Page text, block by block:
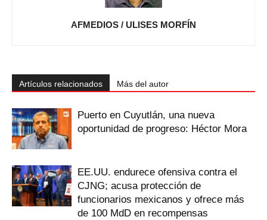
AFMEDIOS / ULISES MORFÍN
Artículos relacionados Más del autor
Puerto en Cuyutlán, una nueva
oportunidad de progreso: Héctor Mora
EE.UU. endurece ofensiva contra el
CJNG; acusa protección de
funcionarios mexicanos y ofrece más
de 100 MdD en recompensas